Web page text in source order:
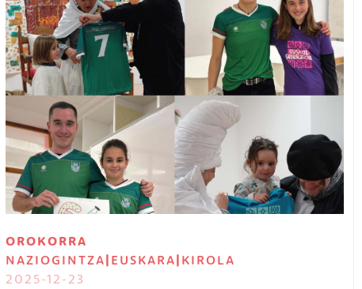
OROKORRA
NAZIOGINTZA
EUSKARA
KIROLA
2025-12-23